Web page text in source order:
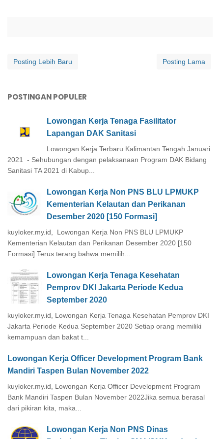
Posting Lebih Baru Posting Lama
POSTINGAN POPULER
Lowongan Kerja Tenaga Fasilitator
Lapangan DAK Sanitasi
Lowongan Kerja Terbaru Kalimantan Tengah Januari
2021 - Sehubungan dengan pelaksanaan Program DAK Bidang
Sanitasi TA 2021 di Kabup...
Lowongan Kerja Non PNS BLU LPMUKP
Kementerian Kelautan dan Perikanan
Desember 2020 [150 Formasi]
kuyloker.my.id, Lowongan Kerja Non PNS BLU LPMUKP
Kementerian Kelautan dan Perikanan Desember 2020 [150
Formasi] Terus terang bahwa memilih...
Lowongan Kerja Tenaga Kesehatan
Pemprov DKI Jakarta Periode Kedua
September 2020
kuyloker.my.id, Lowongan Kerja Tenaga Kesehatan Pemprov DKI
Jakarta Periode Kedua September 2020 Setiap orang memiliki
kemampuan dan bakat t...
Lowongan Kerja Officer Development Program Bank
Mandiri Taspen Bulan November 2022
kuyloker.my.id, Lowongan Kerja Officer Development Program
Bank Mandiri Taspen Bulan November 2022Jika semua berasal
dari pikiran kita, maka...
Lowongan Kerja Non PNS Dinas